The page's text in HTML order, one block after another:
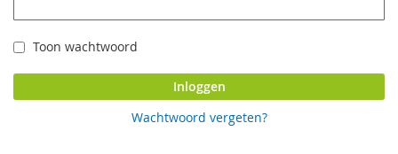
Toon wachtwoord
Inloggen
Wachtwoord vergeten?